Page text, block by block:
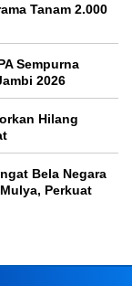
Tanam 2.000
Sempurna
2026
Hilang
Bela Negara
Perkuat